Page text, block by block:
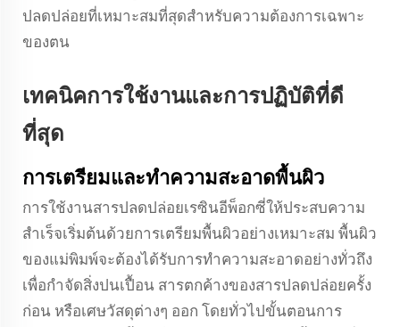
ปลดปล่อยที่เหมาะสมที่สุดสำหรับความต้องการเฉพาะ
ของตน
เทคนิคการใช้งานและการปฏิบัติที่ดี
ที่สุด
การเตรียมและทำความสะอาดพื้นผิว
การใช้งานสารปลดปล่อยเรซินอีพ็อกซี่ให้ประสบความ
สำเร็จเริ่มต้นด้วยการเตรียมพื้นผิวอย่างเหมาะสม พื้นผิว
ของแม่พิมพ์จะต้องได้รับการทำความสะอาดอย่างทั่วถึง
เพื่อกำจัดสิ่งปนเปื้อน สารตกค้างของสารปลดปล่อยครั้ง
ก่อน หรือเศษวัสดุต่างๆ ออก โดยทั่วไปขั้นตอนการ